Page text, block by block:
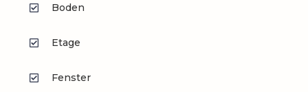
Boden
Etage
Fenster